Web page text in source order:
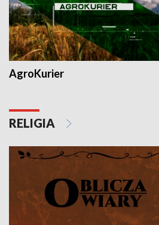
AgroKurier
RELIGIA